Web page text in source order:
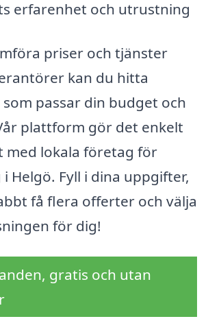
erfarenhet och utrustning
priser och tjänster
kan du hitta
passar din budget och
plattform gör det enkelt
med lokala företag för
Helgö. Fyll i dina uppgifter,
få flera offerter och välja
för dig!
gratis och utan